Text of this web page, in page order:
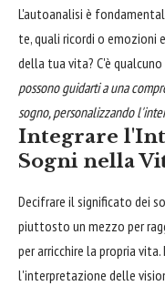
L'autoanalisi è
te, quali ricordi o emozioni
della tua vita? C'è
possono guidarti a una
sogno, personalizzando
Integrare
Sogni nella
Decifrare il significato dei
piuttosto un mezzo per
per arricchire la propria
l'interpretazione delle